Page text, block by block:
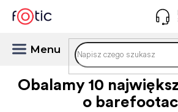
Obalamy 10
o